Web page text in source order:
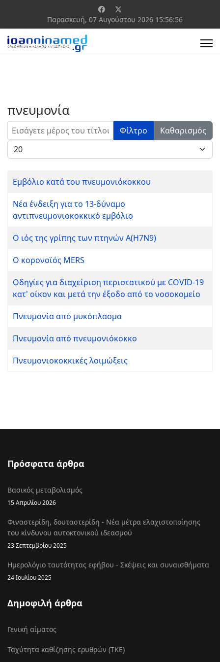
Παρασκευή, 07 Αυγούστου 2026 15:56:56
πνευμονία
Εισάγετε μέρος του τίτλου. Φίλτρο
Καθαρισμός
Εμφάνιση #
Εμβόλιο κατά του πνευμονιόκοκκου
Νέα ένδειξη για το 13-δύναμο
αντιπνευμονιοκοκκικό εμβόλιο
Ο ιός της γρίπης των πτηνών Α(H7N9)
Ο κορονοϊός MERS
Οδηγίες για διαχείριση περιστατικού με COVID-19
κατ' οίκον και μετά την έξοδο από το νοσοκομείο
Πνευμονία από μυκόπλασμα
Πνευμονία από πνευμονιόκοκκο
Πνευμονιοκοκκικές λοιμώξεις
Πρόσφατα άρθρα
Βασικός μεταβολισμός
15 Απριλίου 2026
Φιναστερίδη, δουταστερίδη - Νέα μέτρα ελαχιστοποίησης
του κίνδυνου αυτοκτονικού ιδεασμού
23 Σεπτεμβρίου 2025
Ημερολόγιο ταυτότητας εφήβου - Σκέψεις και συναισθήματα
24 Ιουλίου 2025
Δημοφιλή άρθρα
Γενική αίματος
Ταχύτητα καθίζησης ερυθρών (ΤΚΕ)